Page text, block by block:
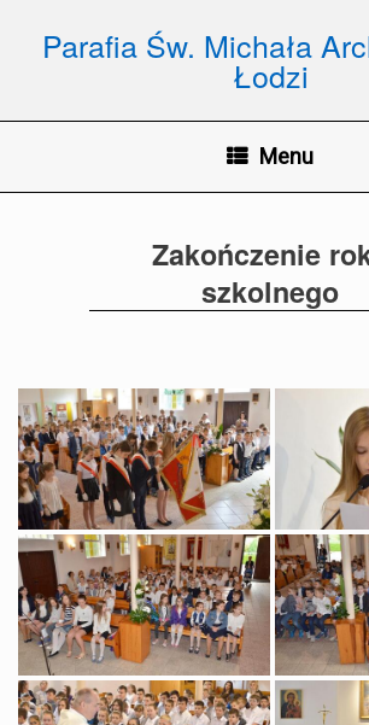
contentParafia Św. Michała
Łodzi
Menu
Zakończenie
szkolnego